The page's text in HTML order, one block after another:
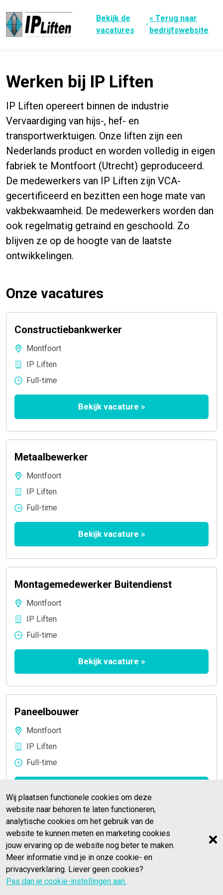
Bekijk de
vacatures
«Terug naar
bedrijfswebsite
Werken bij IP Liften
IP Liften opereert binnen de industrie
Vervaardiging van hijs-, hef- en
transportwerktuigen. Onze liften zijn een
Nederlands product en worden volledig in eigen
fabriek te Montfoort (Utrecht) geproduceerd.
De medewerkers van IP Liften zijn VCA-
gecertificeerd en bezitten een hoge mate van
vakbekwaamheid. De medewerkers worden dan
ook regelmatig getraind en geschoold. Zo
blijven ze op de hoogte van de laatste
ontwikkelingen.
Onze vacatures
Constructiebankwerker
Montfoort
IP Liften
Full-time
Bekijk vacature »
Metaalbewerker
Montfoort
IP Liften
Full-time
Bekijk vacature »
Montagemedewerker Buitendienst
Montfoort
IP Liften
Full-time
Bekijk vacature »
Paneelbouwer
Montfoort
IP Liften
Full-time
Privacy en voorwaarden
Wij plaatsen functionele cookies om deze
website naar behoren te laten functioneren,
analytische cookies om het gebruik van de
website te kunnen meten en marketing cookies
jouw ervaring op de website nog beter te maken.
Meer informatie vind je in onze cookie- en
privacyverklaring. Liever geen cookies?
Pas dan je cookie-instellingen aan.